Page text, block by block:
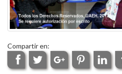
Compartir en: